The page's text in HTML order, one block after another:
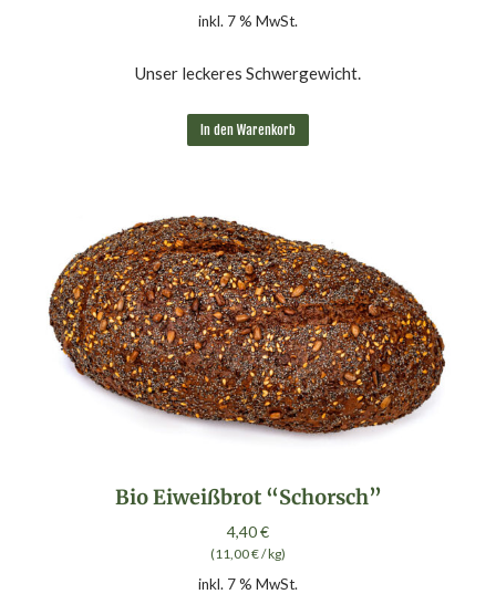
inkl. 7 % MwSt.
Unser leckeres Schwergewicht.
In den Warenkorb
Bio Eiweißbrot “Schorsch”
4,40€
(11,00€/kg)
inkl. 7 % MwSt.